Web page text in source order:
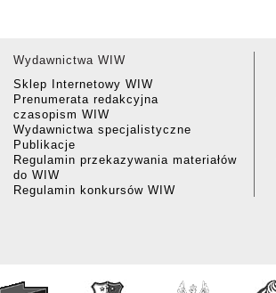
Wydawnictwa WIW
Sklep Internetowy WIW
Prenumerata redakcyjna
czasopism WIW
Wydawnictwa specjalistyczne
Publikacje
Regulamin przekazywania materiałów
do WIW
Regulamin konkursów WIW